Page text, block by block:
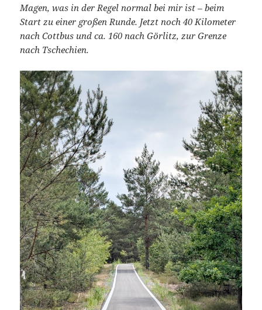
Magen, was in der Regel normal bei mir ist – beim
Start zu einer großen Runde. Jetzt noch 40 Kilometer
nach Cottbus und ca. 160 nach Görlitz, zur Grenze
nach Tschechien.